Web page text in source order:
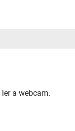
a webcam.